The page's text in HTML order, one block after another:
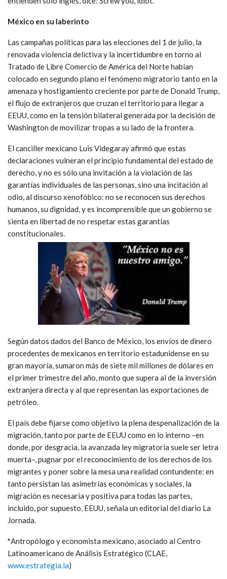
México en su laberinto
Las campañas políticas para las elecciones del 1 de julio, la
renovada violencia delictiva y la incertidumbre en torno al
Tratado de Libre Comercio de América del Norte habían
colocado en segundo plano el fenómeno migratorio tanto en la
amenaza y hostigamiento creciente por parte de Donald Trump,
el flujo de extranjeros que cruzan el territorio para llegar a
EEUU, como en la tensión bilateral generada por la decisión de
Washington de movilizar tropas a su lado de la frontera.
El canciller mexicano Luis Videgaray afirmó que estas
declaraciones vulneran el principio fundamental del estado de
derecho, y no es sólo una invitación a la violación de las
garantías individuales de las personas, sino una incitación al
odio, al discurso xenofóbico: no se reconocen sus derechos
humanos, su dignidad, y es incomprensible que un gobierno se
sienta en libertad de no respetar estas garantías
constitucionales.
Según datos dados del Banco de México, los envíos de dinero
procedentes de mexicanos en territorio estadunidense en su
gran mayoría, sumaron más de siete mil millones de dólares en
el primer trimestre del año, monto que supera al de la inversión
extranjera directa y al que representan las exportaciones de
petróleo.
El país debe fijarse como objetivo la plena despenalización de la
migración, tanto por parte de EEUU como en lo interno –en
donde, por desgracia, la avanzada ley migratoria suele ser letra
muerta–, pugnar por el reconocimiento de los derechos de los
migrantes y poner sobre la mesa una realidad contundente: en
tanto persistan las asimetrías económicas y sociales, la
migración es necesaria y positiva para todas las partes,
incluido, por supuesto, EEUU, señala un editorial del diario La
Jornada.
*Antropólogo y economista mexicano, asociado al Centro
Latinoamericano de Análisis Estratégico (CLAE,
www.estrategia.la)